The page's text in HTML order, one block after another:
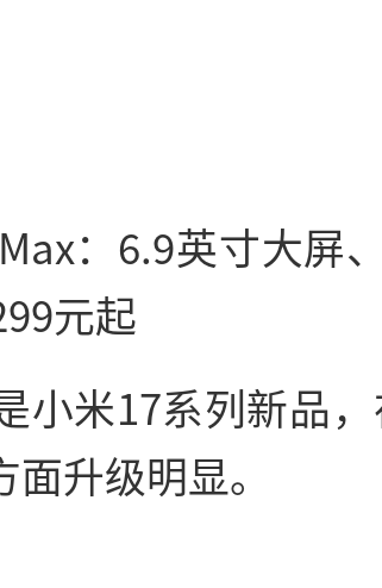
：6.9英寸大屏
元起
小米17系列新品
升级明显。